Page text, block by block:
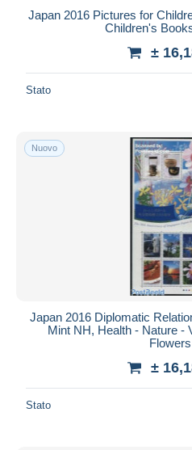
Japan 2016 Pictures for
Children's
±
Stato
Nuovo
Japan 2016 Diplomatic
Mint NH, Health - Nature -
±
Stato